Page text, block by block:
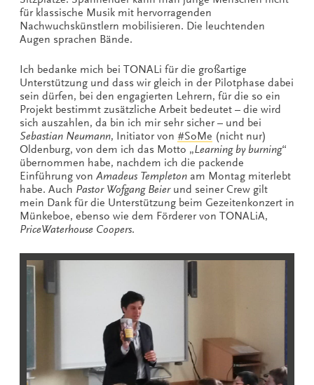
für klassische Musik mit hervorragenden
Nachwuchskünstlern mobilisieren. Die leuchtenden
Augen sprachen Bände.
Ich bedanke mich bei TONALi für die großartige
Unterstützung und dass wir gleich in der Pilotphase dabei
sein dürfen, bei den engagierten Lehrern, für die so ein
Projekt bestimmt zusätzliche Arbeit bedeutet – die wird
sich auszahlen, da bin ich mir sehr sicher – und bei
Sebastian Neumann, Initiator von #SoMe (nicht nur)
Oldenburg, von dem ich das Motto „Learning by burning“
übernommen habe, nachdem ich die packende
Einführung von Amadeus Templeton am Montag miterlebt
habe. Auch Pastor Wofgang Beierund seiner Crew gilt
mein Dank für die Unterstützung beim Gezeitenkonzert in
Münkeboe, ebenso wie dem Förderer von TONALiA,
PriceWaterhouse Coopers.